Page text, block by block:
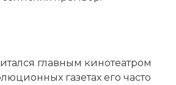
главным кинотеатром
газетах его часто